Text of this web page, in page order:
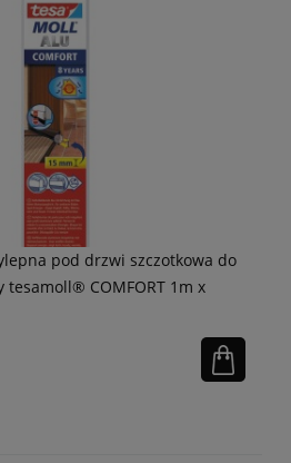
pod drzwi szczotkowa do
tesamoll® COMFORT 1m x